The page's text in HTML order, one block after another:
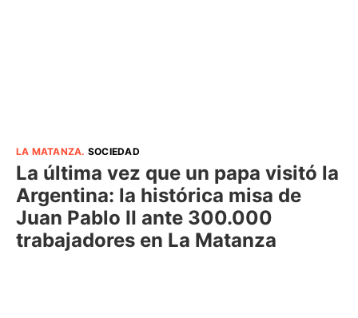
LA MATANZA. SOCIEDAD
La última vez que un papa visitó la
Argentina: la histórica misa de
Juan Pablo II ante 300.000
trabajadores en La Matanza